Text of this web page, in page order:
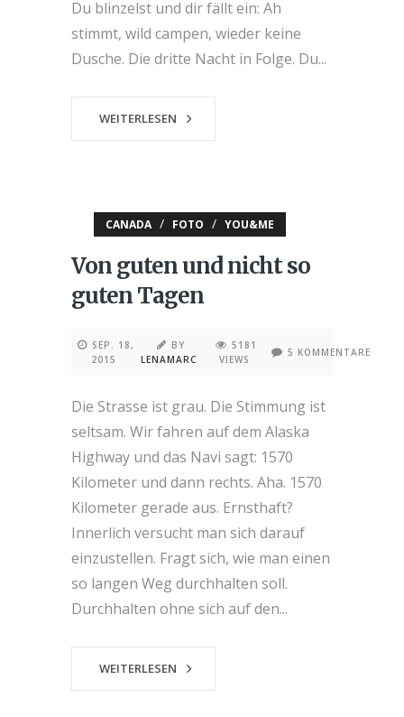
Du blinzelst und dir fällt ein: Ah
stimmt, wild campen, wieder keine
Dusche. Die dritte Nacht in Folge. Du...
WEITERLESEN
CANADA / FOTO / YOU&ME
Von guten und nicht so
guten Tagen
SEP. 18,
2015
BY
LENAMARC
5181
VIEWS
5 KOMMENTARE
Die Strasse ist grau. Die Stimmung ist
seltsam. Wir fahren auf dem Alaska
Highway und das Navi sagt: 1570
Kilometer und dann rechts. Aha. 1570
Kilometer gerade aus. Ernsthaft?
Innerlich versucht man sich darauf
einzustellen. Fragt sich, wie man einen
so langen Weg durchhalten soll.
Durchhalten ohne sich auf den...
WEITERLESEN